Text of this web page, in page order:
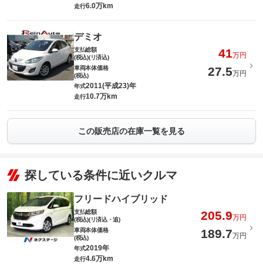
走行6.0万km
デミオ
支払総額
(税込)(リ済込)
41万円
車両本体価格
(税込)
27.5万円
年式2011(平成23)年
走行10.7万km
この販売店の在庫一覧を見る
探している条件に近いクルマ
フリードハイブリッド
支払総額
(税込)(リ済込・追)
205.9万円
車両本体価格
(税込)
189.7万円
年式2019年
走行4.6万km